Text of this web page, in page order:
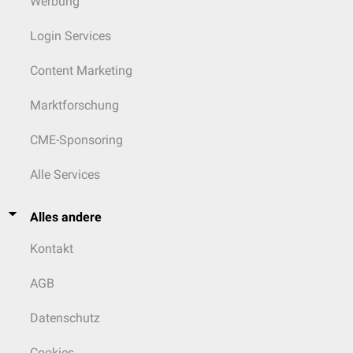
Login Services
Content Marketing
Marktforschung
CME-Sponsoring
Alle Services
Alles andere
Kontakt
AGB
Datenschutz